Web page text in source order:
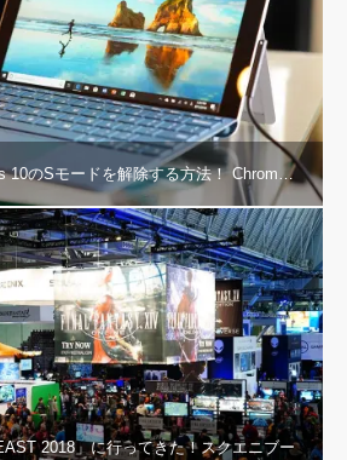
10のSモードを解除する方法！ Chrom…
2018」に行ってきた！スクエニブー